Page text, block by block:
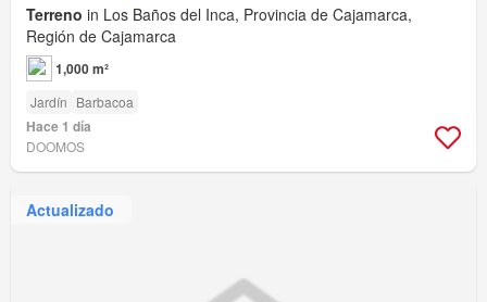
Terreno in Los Baños del Inca, Provincia de Cajamarca,
Región de Cajamarca
1,000 m²
Jardín Barbacoa
Hace 1 día
DOOMOS
Actualizado